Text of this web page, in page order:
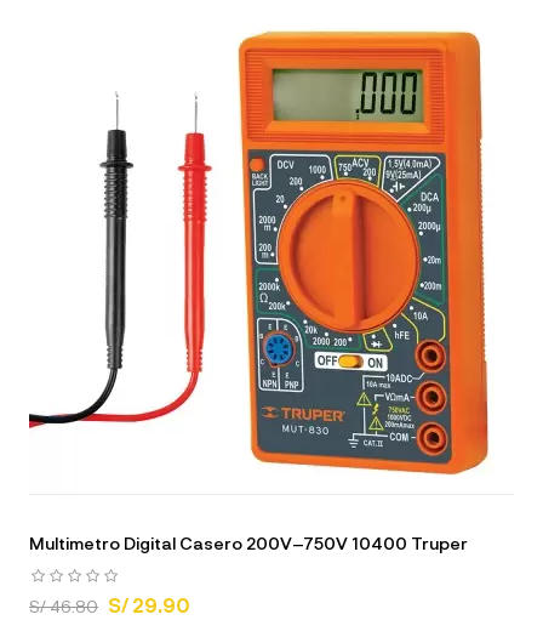
Multimetro Digital Casero 200V–750V 10400 Truper
S/ 46.80 S/ 29.90